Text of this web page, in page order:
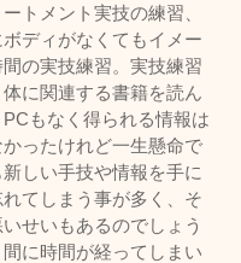
トメント実技の練習、
ディがなくてもイメー
の実技練習。実技練習
に関連する書籍を読ん
もなく得られる情報は
ったけれど一生懸命で
しい手技や情報を手に
てしまう事が多く、そ
せいもあるのでしょう
に時間が経ってしまい